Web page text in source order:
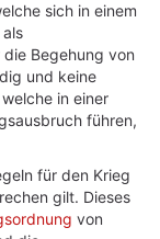
sich in einem
Begehung von
und keine
in einer
führen,
für den Krieg
gilt. Dieses
von